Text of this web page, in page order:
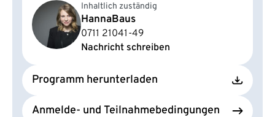
Inhaltlich zuständig
HannaBaus
0711 21041-49
Nachricht schreiben
Programm herunterladen
Anmelde- und Teilnahmebedingungen